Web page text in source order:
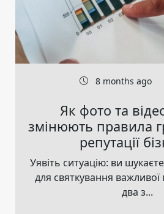
8 months ago
Як фото та
змінюють правила
репутації
Уявіть ситуацію: ви
для святкування важливої
два з...